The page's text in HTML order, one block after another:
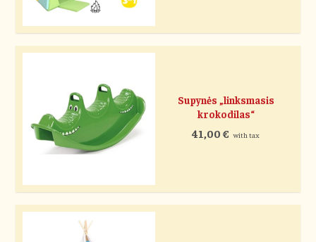
Supynės „linksmasis
krokodilas“
41,00€ with tax